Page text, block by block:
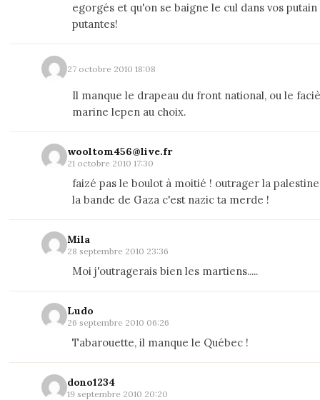
egorgés et qu'on se baigne le cul dans vos
putantes!
27 octobre 2010 18:08
Il manque le drapeau du front national, ou le
marine lepen au choix.
wooltom456@live.fr
21 octobre 2010 17:30
faizé pas le boulot à moitié ! outrager la
la bande de Gaza c'est nazic ta merde !
Mila
28 septembre 2010 23:36
Moi j'outragerais bien les martiens.....
Ludo
26 septembre 2010 06:26
Tabarouette, il manque le Québec !
dono1234
19 septembre 2010 20:20